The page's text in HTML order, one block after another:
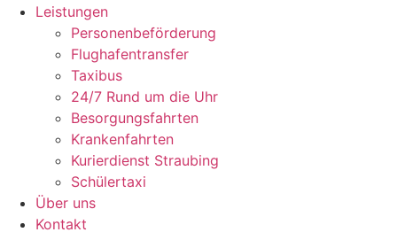
Leistungen
Personenbeförderung
Flughafentransfer
Taxibus
24/7 Rund um die Uhr
Besorgungsfahrten
Krankenfahrten
Kurierdienst Straubing
Schülertaxi
Über uns
Kontakt